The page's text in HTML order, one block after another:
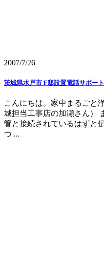
2007/7/26
茨城県水戸市 F邸設置電話サポート
こんにちは。家中まるごと
城担当工事店の加瀬さん）
管と接続されているはずと
つ ...